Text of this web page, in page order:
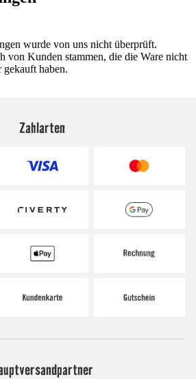
wurde von uns nicht überprüft.
von Kunden stammen, die die Ware nicht
haben.
Zahlarten